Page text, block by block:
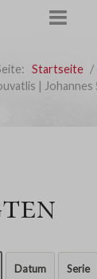
Startseite
| Johannes
Datum Serie